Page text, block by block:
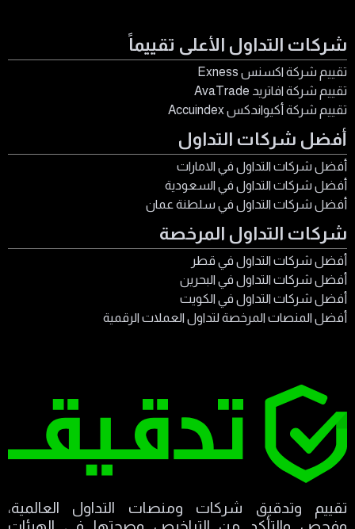
شركات التداول الأعلى تقييماً
تقييم شركة اكسنس Exness
تقييم شركة افاتريد AvaTrade
تقييم شركة أكيواندكس Accuindex
أفضل شركات التداول
أفضل شركات التداول في الامارات
أفضل شركات التداول في السعودية
أفضل شركات التداول في سلطنة عمان
شركات التداول المرخصة
أفضل شركات التداول في قطر
أفضل شركات التداول في البحرين
أفضل شركات التداول في الكويت
أفضل المنصات المرخصة لتداول العملات الرقمية
تقييم وتدقيق شركات ومنصات التداول العالمية،